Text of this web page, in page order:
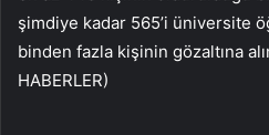
şimdiye kadar 565’i üniversite
binden fazla kişinin gözaltına
HABERLER)